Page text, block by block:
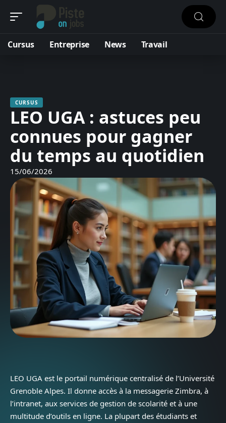
Cursus Entreprise News Travail
CURSUS
LEO UGA : astuces peu
connues pour gagner
du temps au quotidien
15/06/2026
LEO UGA est le portail numérique centralisé de l’Université
Grenoble Alpes. Il donne accès à la messagerie Zimbra, à
l’intranet, aux services de gestion de scolarité et à une
multitude d’outils en ligne. La plupart des étudiants et